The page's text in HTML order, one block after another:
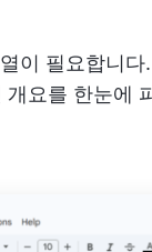
이 필요합니
요를 한눈에